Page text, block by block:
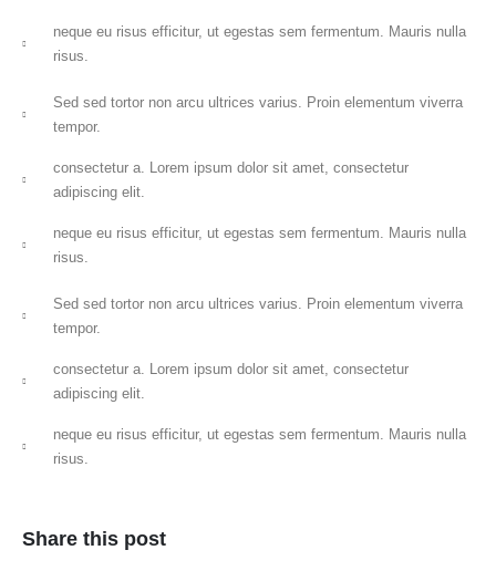
neque eu risus efficitur, ut egestas sem fermentum. Mauris nulla
risus.
Sed sed tortor non arcu ultrices varius. Proin elementum viverra
tempor.
consectetur a. Lorem ipsum dolor sit amet, consectetur
adipiscing elit.
neque eu risus efficitur, ut egestas sem fermentum. Mauris nulla
risus.
Sed sed tortor non arcu ultrices varius. Proin elementum viverra
tempor.
consectetur a. Lorem ipsum dolor sit amet, consectetur
adipiscing elit.
neque eu risus efficitur, ut egestas sem fermentum. Mauris nulla
risus.
Share this post